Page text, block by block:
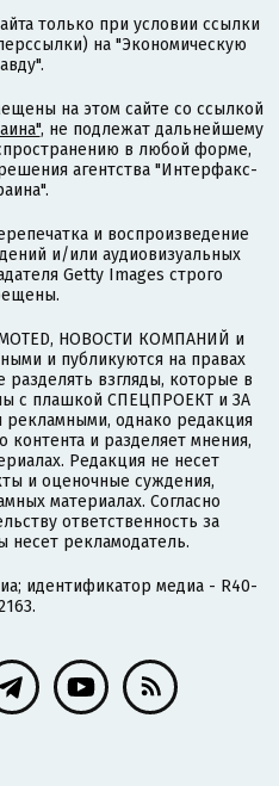
только при условии ссылки
на "Экономическую
на этом сайте со ссылкой
, не подлежат дальнейшему
в любой форме,
агентства "Интерфакс-
и воспроизведение
и/или аудиовизуальных
Getty Images строго
НОВОСТИ КОМПАНИЙ и
и публикуются на правах
взгляды, которые в
с плашкой СПЕЦПРОЕКТ и ЗА
однако редакция
контента и разделяет мнения,
Редакция не несет
и оценочные суждения,
материалах. Согласно
ответственность за
несет рекламодатель.
идентификатор медиа - R40-